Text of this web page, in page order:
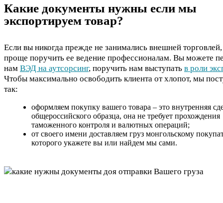
Какие документы нужны если мы
экспортируем товар?
Если вы никогда прежде не занимались внешней торговлей,
проще поручить ее ведение профессионалам. Вы можете
нам ВЭД на аутсорсинг, поручить нам выступать в роли
Чтобы максимально освободить клиента от хлопот, мы
так:
оформляем покупку вашего товара – это внутренняя
общероссийского образца, она не требует прохождения
таможенного контроля и валютных операций;
от своего имени доставляем груз монгольскому
которого укажете вы или найдем мы сами.